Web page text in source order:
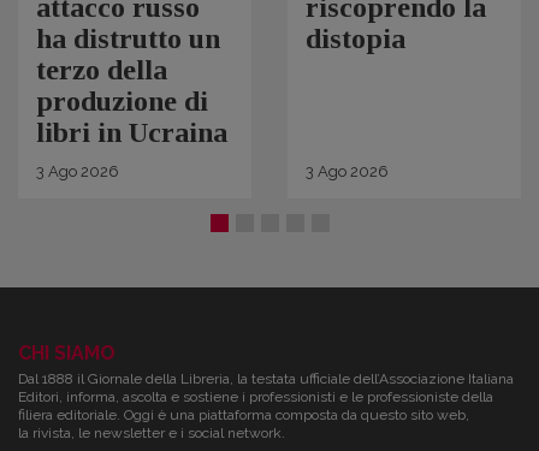
attacco russo
ha distrutto un
terzo della
produzione di
libri in Ucraina
3 Ago 2026
riscoprendo la
distopia
3 Ago 2026
CHI SIAMO
Dal 1888 il Giornale della Libreria, la testata ufficiale dell’Associazione Italiana
Editori, informa, ascolta e sostiene i professionisti e le professioniste della
filiera editoriale. Oggi è una piattaforma composta da questo sito web,
la rivista, le newsletter e i social network.